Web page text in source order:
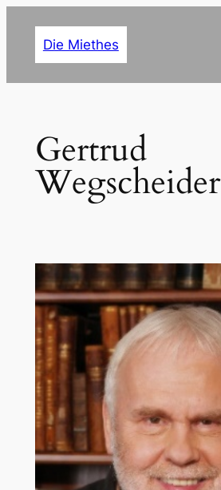
Die Miethes
Gertrud
Wegscheider